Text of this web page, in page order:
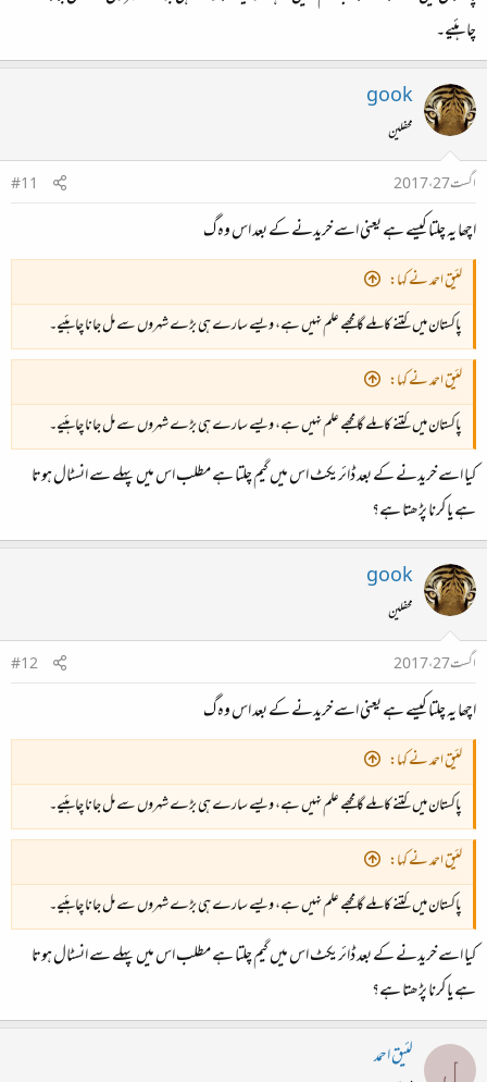
چاہئیے۔
gook
محفلین
اگست 27، 2017
#11
اچھا یہ چلتا کیسے ہے یعنی اسے خریدنے کے بعد اس وہ گ
لئیق احمد نے کہا:
پاکستان میں کتنے کا ملے گا مجھے علم نہیں ہے، ویسے سارے ہی بڑے شہروں سے مل جانا چاہئیے۔
لئیق احمد نے کہا:
پاکستان میں کتنے کا ملے گا مجھے علم نہیں ہے، ویسے سارے ہی بڑے شہروں سے مل جانا چاہئیے۔
کیا اسے خریدنے کے بعد ڈائریکٹ اس میں گیم چلتا ہے مطلب اس میں پہلے سے انسٹال ہوتا
ہے یا کرنا پڑھتا ہے؟
gook
محفلین
اگست 27، 2017
#12
اچھا یہ چلتا کیسے ہے یعنی اسے خریدنے کے بعد اس وہ گ
لئیق احمد نے کہا:
پاکستان میں کتنے کا ملے گا مجھے علم نہیں ہے، ویسے سارے ہی بڑے شہروں سے مل جانا چاہئیے۔
لئیق احمد نے کہا:
پاکستان میں کتنے کا ملے گا مجھے علم نہیں ہے، ویسے سارے ہی بڑے شہروں سے مل جانا چاہئیے۔
کیا اسے خریدنے کے بعد ڈائریکٹ اس میں گیم چلتا ہے مطلب اس میں پہلے سے انسٹال ہوتا
ہے یا کرنا پڑھتا ہے؟
ل لئیق احمد